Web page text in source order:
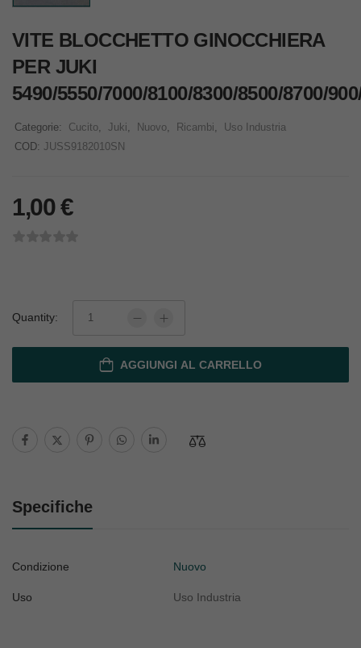
VITE BLOCCHETTO GINOCCHIERA
PER JUKI
5490/5550/7000/8100/8300/8500/8700/
Categorie: Cucito Juki Nuovo Ricambi
Uso Industria
COD: JUSS9182010SN
1,00€
Quantity:
AGGIUNGI AL CARRELLO
Specifiche
Condizione Nuovo
Uso Uso Industria